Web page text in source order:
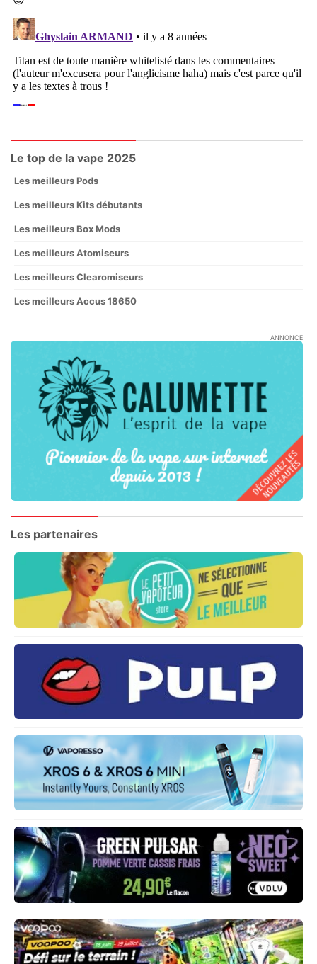
Le top de la vape 2025
Les meilleurs Pods
Les meilleurs Kits débutants
Les meilleurs Box Mods
Les meilleurs Atomiseurs
Les meilleurs Clearomiseurs
Les meilleurs Accus 18650
ANNONCE
Les partenaires